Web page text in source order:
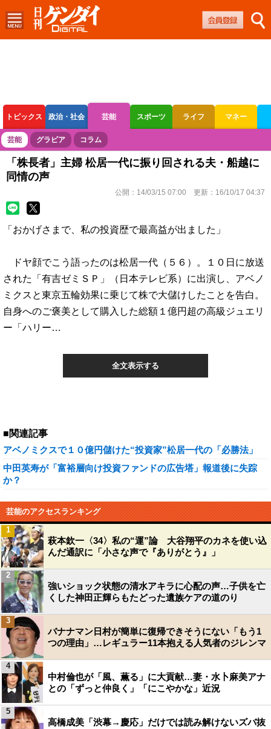
トピックス 政治・社会 芸能 スポーツ ライフ マネー
ボートレース 競輪 オートレース
芸能 グラビア コラム
「株長者」主婦 松居一代に振り回される夫・船越に
同情の声
公開： 14/03/15 07:00 更新： 16/10/17 04:37
「おかげさまで、私の投資歴で最高益が出ました」
ドヤ顔でこう語ったのは松居一代（５６）。１０日に放送
された「有吉ゼミＳＰ」（日本テレビ系）に出演し、アベノ
ミクスと東京五輪効果に乗じて株で大儲けしたことを告白。
自身へのご褒美として購入した総額１億円超の高級ジュエリ
ー「ハリー…
全文表示する
■関連記事
アベノミクスで１０億円儲けた“投資家”松居一代の「必勝法」
中田英寿が「富裕層向け投資ファンドの広告塔」報道後に失踪
か？
芸能のアクセスランキング
萩本欽一〈34〉私の“運”論 大谷翔平のカネを使い込
んだ通訳に「小さな声で『ありがとう』」
1
強いショック状態の清水アキラに心配の声…子供を亡
くした神田正輝らもたどった遺族ケアの道のり
2
バナナマン日村が簡単に復帰できそうにない「もう1
つの理由」…レギュラー11本抱える人気者のジレンマ
3
中村倫也が「風、薫る」に大貢献…妻・水卜麻美アナ
との「ずっと仲良く」「にこやかな」近況
4
高橋成美「渋幕→慶応」だけでは読み解けないズバ抜
5